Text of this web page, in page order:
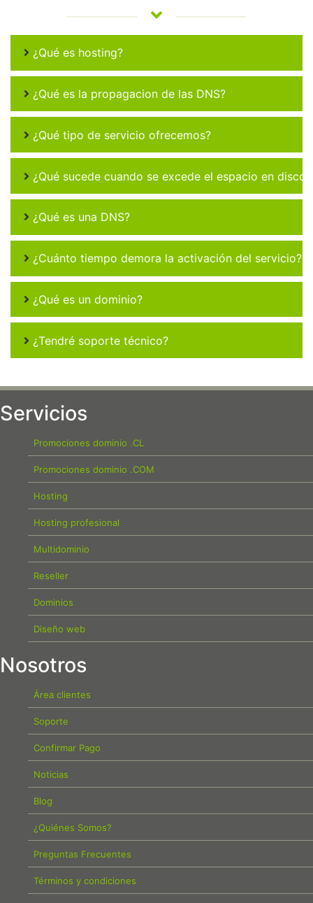
¿Qué es hosting?
¿Qué es la propagacion de las DNS?
¿Qué tipo de servicio ofrecemos?
¿Qué sucede cuando se excede el espacio en disco
¿Qué es una DNS?
¿Cuánto tiempo demora la activación del servicio?
¿Qué es un dominio?
¿Tendré soporte técnico?
Servicios
Promociones dominio .CL
Promociones dominio .COM
Hosting
Hosting profesional
Multidominio
Reseller
Dominios
Diseño web
Nosotros
Área clientes
Soporte
Confirmar Pago
Noticias
Blog
¿Quiénes Somos?
Preguntas Frecuentes
Términos y condiciones